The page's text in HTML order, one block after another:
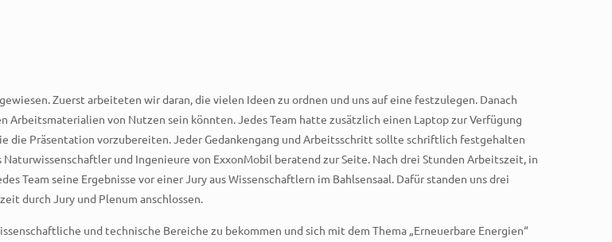
Zuerst arbeiteten wir daran, die vielen Ideen zu ordnen und uns auf eine festzulegen. Danach
von Nutzen sein könnten. Jedes Team hatte zusätzlich einen Laptop zur Verfügung
die Präsentation vorzubereiten. Jeder Gedankengang und Arbeitsschritt sollte schriftlich festgehalten
und Ingenieure von ExxonMobil beratend zur Seite. Nach drei Stunden Arbeitszeit, in
Team seine Ergebnisse vor einer Jury aus Wissenschaftlern im Bahlsensaal. Dafür standen uns drei
durch Jury und Plenum anschlossen.
und technische Bereiche zu bekommen und sich mit dem Thema „Erneuerbare Energien“